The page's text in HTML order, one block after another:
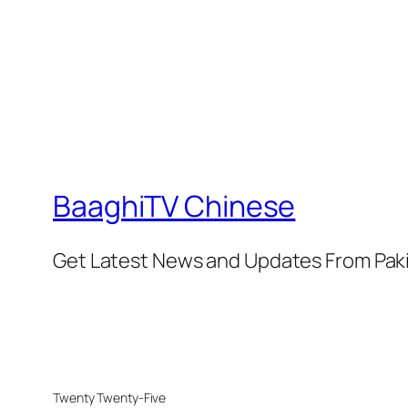
BaaghiTV Chinese
Get Latest News and Updates From
Twenty Twenty-Five